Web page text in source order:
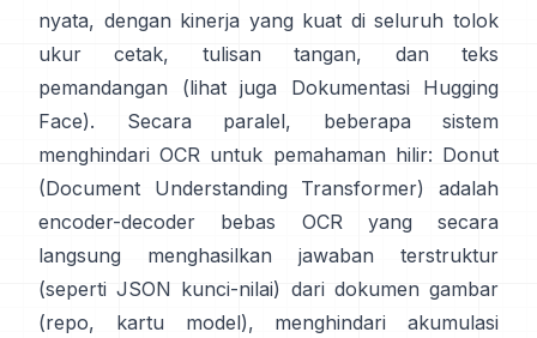
nyata, dengan kinerja yang kuat di seluruh tolok
ukur cetak, tulisan tangan, dan teks
pemandangan (lihat juga
Dokumentasi Hugging
Face). Secara paralel, beberapa sistem
menghindari OCR untuk pemahaman hilir: Donut
(Document Understanding Transformer)
adalah
encoder-decoder bebas OCR yang secara
langsung menghasilkan jawaban terstruktur
(seperti JSON kunci-nilai) dari dokumen gambar
(repo, kartu model), menghindari akumulasi